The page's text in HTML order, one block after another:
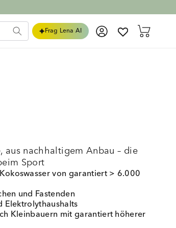
Frag Lena AI Einloggen Warenkorb
aus nachhaltigem Anbau – die
Sport
von garantiert > 6.000
und Fastenden
Elektrolythaushalts
Kleinbauern mit garantiert höherer